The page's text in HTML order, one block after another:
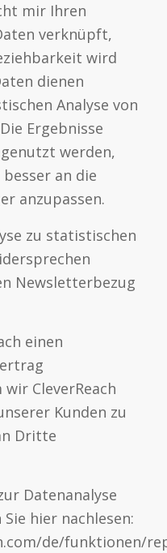
mir Ihren
verknüpft,
wird
dienen
Analyse von
Ergebnisse
werden,
an die
anzupassen.
zu statistischen
Newsletterbezug
einen
CleverReach
Kunden zu
Dritte
Datenanalyse
hier nachlesen:
de/funktionen/